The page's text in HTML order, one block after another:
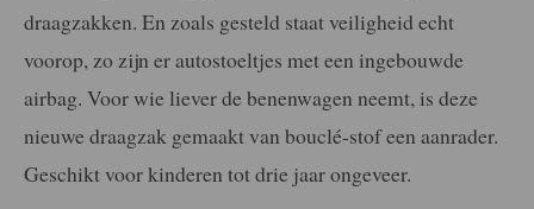
draagzakken. En zoals gesteld staat veiligheid echt
voorop, zo zijn er autostoeltjes met een ingebouwde
airbag. Voor wie liever de benenwagen neemt, is deze
nieuwe draagzak gemaakt van bouclé-stof een aanrader.
Geschikt voor kinderen tot drie jaar ongeveer.